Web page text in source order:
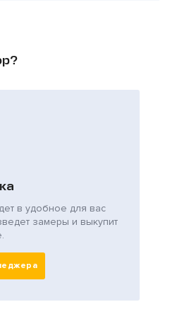
в удобное для вас
замеры и выкупит